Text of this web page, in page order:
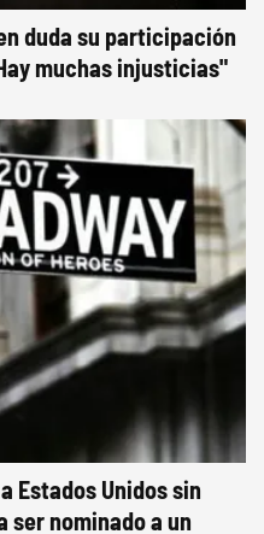
duda su participación
muchas injusticias"
Estados Unidos sin
ser nominado a un